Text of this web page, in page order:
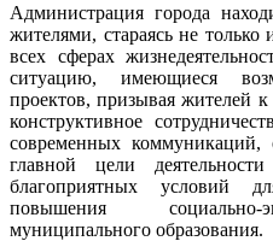
Администрация города
жителями, стараясь не
всех сферах
ситуацию, имеющиеся
проектов, призывая жителей
конструктивное
современных
главной цели
благоприятных условий
повышения социально-
муниципального образования.